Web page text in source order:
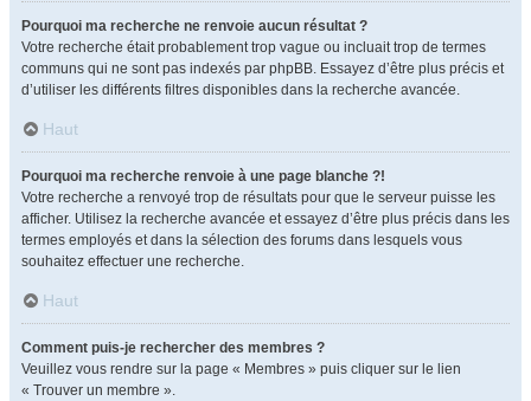
Pourquoi ma recherche ne renvoie aucun résultat ?
Votre recherche était probablement trop vague ou incluait trop de termes
communs qui ne sont pas indexés par phpBB. Essayez d’être plus précis et
d’utiliser les différents filtres disponibles dans la recherche avancée.
Haut
Pourquoi ma recherche renvoie à une page blanche ?!
Votre recherche a renvoyé trop de résultats pour que le serveur puisse les
afficher. Utilisez la recherche avancée et essayez d’être plus précis dans les
termes employés et dans la sélection des forums dans lesquels vous
souhaitez effectuer une recherche.
Haut
Comment puis-je rechercher des membres ?
Veuillez vous rendre sur la page « Membres » puis cliquer sur le lien
« Trouver un membre ».